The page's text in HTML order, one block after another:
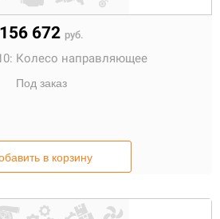
156 672 руб.
Колесо направляющее
Под заказ
в корзину